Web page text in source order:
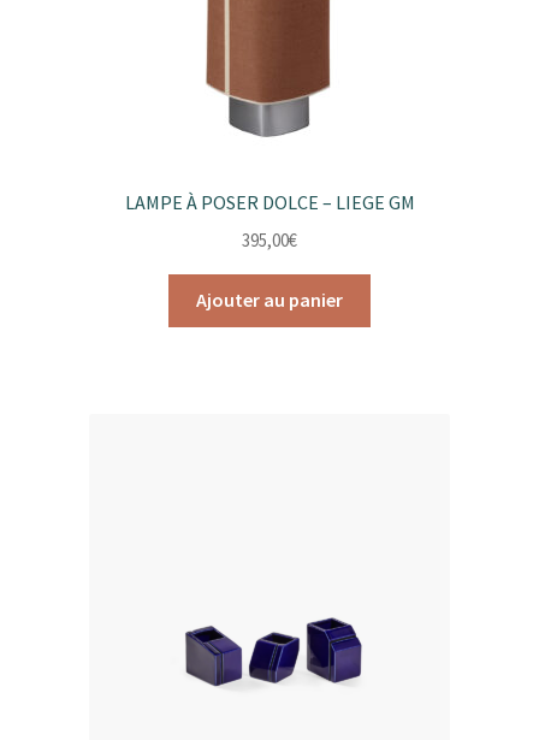
LAMPE À POSER DOLCE – LIEGE GM
395,00€
Ajouter au panier